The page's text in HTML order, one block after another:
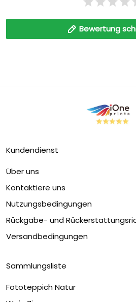
Bewertung
Kundendienst
Über uns
Kontaktiere uns
Nutzungsbedingungen
Rückgabe- und
Versandbedingungen
Sammlungsliste
Fototeppich Natur